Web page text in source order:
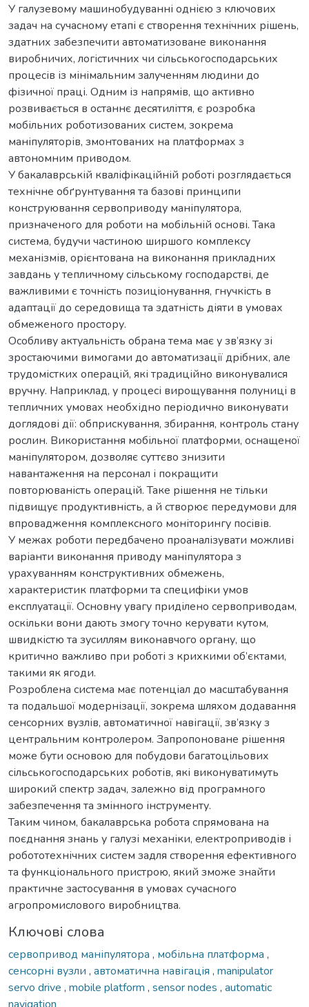
У галузевому машинобудуванні однією з ключових
задач на сучасному етапі є створення технічних рішень,
здатних забезпечити автоматизоване виконання
виробничих, логістичних чи сільськогосподарських
процесів із мінімальним залученням людини до
фізичної праці. Одним із напрямів, що активно
розвивається в останнє десятиліття, є розробка
мобільних роботизованих систем, зокрема
маніпуляторів, змонтованих на платформах з
автономним приводом.
У бакалаврській кваліфікаційній роботі розглядається
технічне обґрунтування та базові принципи
конструювання сервоприводу маніпулятора,
призначеного для роботи на мобільній основі. Така
система, будучи частиною ширшого комплексу
механізмів, орієнтована на виконання прикладних
завдань у тепличному сільському господарстві, де
важливими є точність позиціонування, гнучкість в
адаптації до середовища та здатність діяти в умовах
обмеженого простору.
Особливу актуальність обрана тема має у зв’язку зі
зростаючими вимогами до автоматизації дрібних, але
трудомістких операцій, які традиційно виконувалися
вручну. Наприклад, у процесі вирощування полуниці в
тепличних умовах необхідно періодично виконувати
доглядові дії: обприскування, збирання, контроль стану
рослин. Використання мобільної платформи, оснащеної
маніпулятором, дозволяє суттєво знизити
навантаження на персонал і покращити
повторюваність операцій. Таке рішення не тільки
підвищує продуктивність, а й створює передумови для
впровадження комплексного моніторингу посівів.
У межах роботи передбачено проаналізувати можливі
варіанти виконання приводу маніпулятора з
урахуванням конструктивних обмежень,
характеристик платформи та специфіки умов
експлуатації. Основну увагу приділено сервоприводам,
оскільки вони дають змогу точно керувати кутом,
швидкістю та зусиллям виконавчого органу, що
критично важливо при роботі з крихкими об’єктами,
такими як ягоди.
Розроблена система має потенціал до масштабування
та подальшої модернізації, зокрема шляхом додавання
сенсорних вузлів, автоматичної навігації, зв’язку з
центральним контролером. Запропоноване рішення
може бути основою для побудови багатоцільових
сільськогосподарських роботів, які виконуватимуть
широкий спектр задач, залежно від програмного
забезпечення та змінного інструменту.
Таким чином, бакалаврська робота спрямована на
поєднання знань у галузі механіки, електроприводів і
робототехнічних систем задля створення ефективного
та функціонального пристрою, який зможе знайти
практичне застосування в умовах сучасного
агропромислового виробництва.
Ключові слова
сервопривод маніпулятора , мобільна платформа ,
сенсорні вузли , автоматична навігація , manipulator
servo drive , mobile platform , sensor nodes , automatic